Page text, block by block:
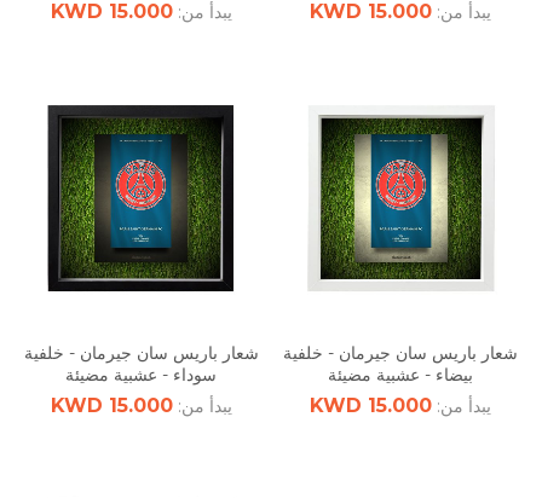
يبدأ من: 15.000 KWD
يبدأ من:15.000 KWD
شعار باريس سان جيرمان - خلفية
بيضاء - عشبية مضيئة
يبدأ من: 15.000 KWD
شعار باريس سان جيرمان - خلفية
سوداء - عشبية مضيئة
يبدأ من:15.000 KWD